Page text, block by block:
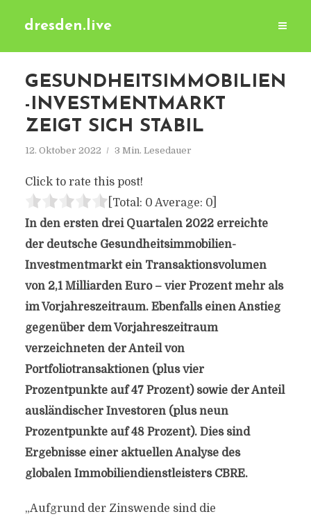
dresden.live
GESUNDHEITSIMMOBILIEN
-INVESTMENTMARKT
ZEIGT SICH STABIL
12. Oktober 2022 3 Min. Lesedauer
Click to rate this post!
[Total: 0 Average: 0]
In den ersten drei Quartalen 2022 erreichte
der deutsche Gesundheitsimmobilien-
Investmentmarkt ein Transaktionsvolumen
von 2,1 Milliarden Euro – vier Prozent mehr als
im Vorjahreszeitraum. Ebenfalls einen Anstieg
gegenüber dem Vorjahreszeitraum
verzeichneten der Anteil von
Portfoliotransaktionen (plus vier
Prozentpunkte auf 47 Prozent) sowie der Anteil
ausländischer Investoren (plus neun
Prozentpunkte auf 48 Prozent). Dies sind
Ergebnisse einer aktuellen Analyse des
globalen Immobiliendienstleisters CBRE.
„Aufgrund der Zinswende sind die